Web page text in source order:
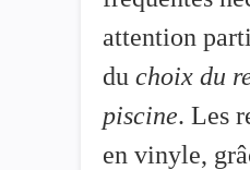
attention
du choix du
piscine. Les
en vinyle,